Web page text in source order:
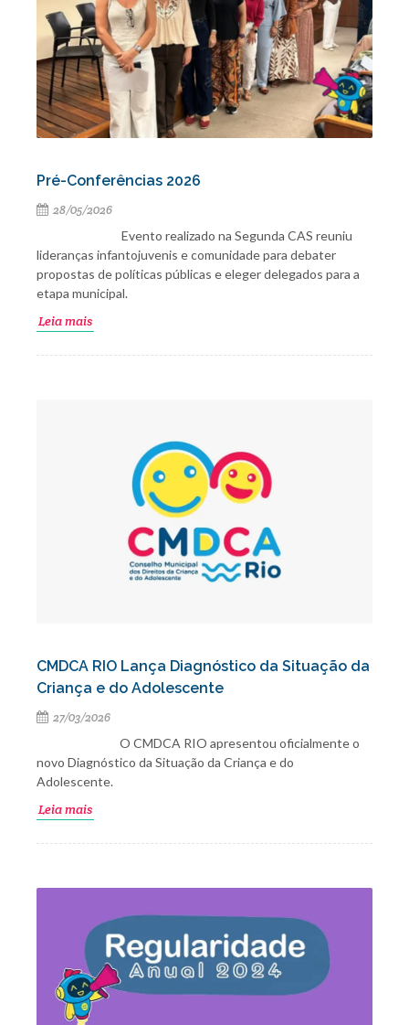
Pré-Conferências 2026
28/05/2026
Evento realizado na Segunda CAS reuniu
lideranças infantojuvenis e comunidade para debater
propostas de políticas públicas e eleger delegados para a
etapa municipal.
Leia mais
CMDCA RIO Lança Diagnóstico da Situação da
Criança e do Adolescente
27/03/2026
O CMDCA RIO apresentou oficialmente o
novo Diagnóstico da Situação da Criança e do
Adolescente.
Leia mais